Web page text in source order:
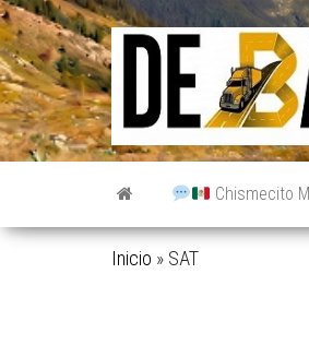
Saltar
al
contenido
Chismecito
Inicio » SAT